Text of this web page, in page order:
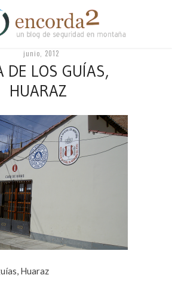
junio, 2012
DE LOS GUÍAS,
HUARAZ
Huaraz